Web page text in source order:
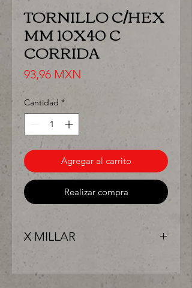
TORNILLO C/HEX
MM 10X40 C
CORRIDA
93,96 MXN
Cantidad *
Agregar al carrito
Realizar compra
X MILLAR
"PRECIO ESPECIAL ya sea para
comprar o para surtir, solo los